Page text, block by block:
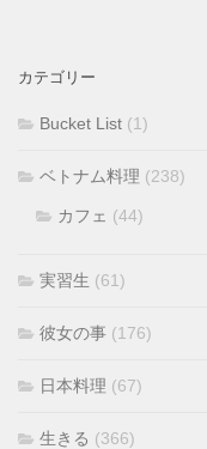
カテゴリー
Bucket List (1)
ベトナム料理 (238)
カフェ (44)
実習生 (61)
彼女の事 (176)
日本料理 (67)
生きる (366)